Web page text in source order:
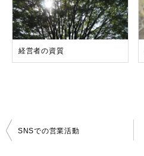
経営者の資質
投
稿
SNSでの営業活動